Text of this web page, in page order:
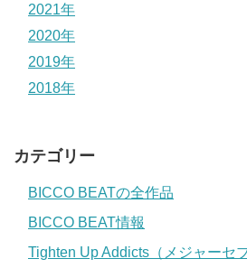
2021年
2020年
2019年
2018年
カテゴリー
BICCO BEATの全作品
BICCO BEAT情報
Tighten Up Addicts（メジャーセ